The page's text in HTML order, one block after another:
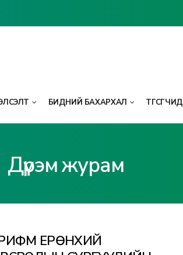
БИДНИЙ БАХАРХАЛ ТӨГСӨГЧИД
Дүрэм журам
ЕРӨНХИЙ